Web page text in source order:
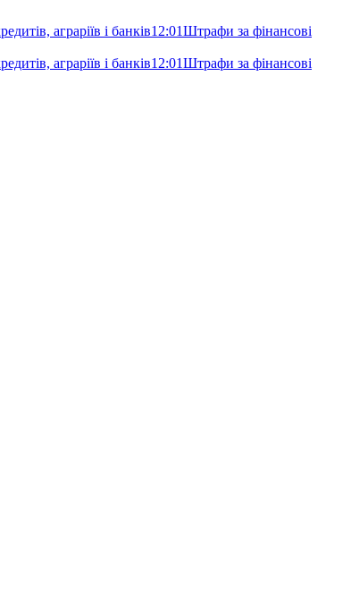
аграріїв і банків12:01Штрафи за фінансові
аграріїв і банків12:01Штрафи за фінансові